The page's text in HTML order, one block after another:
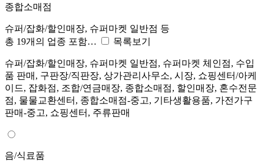
종합소매점
슈퍼/잡화/할인매장, 슈퍼마켓 일반점 등
총 19개의 업종 포함…
목록보기
슈퍼/잡화/할인매장, 슈퍼마켓 일반점, 슈퍼마켓 체인점, 수입
품 판매, 구판장/직판장, 상가관리사무소, 시장, 쇼핑센터/아케
이드, 잡화점, 조합/연금매장, 종합소매점, 할인매장, 혼수전문
점, 물물교환센터, 종합소매점-중고, 기타생활용품, 가전가구
판매-중고, 쇼핑센터, 주류판매
음/식료품